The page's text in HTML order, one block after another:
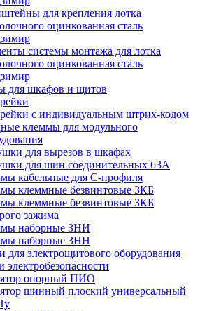
для крепления лотка
оцинкованная сталь
системы монтажа для лотка
оцинкованная сталь
для шкафов и щитов
с индивидуальным штрих-кодом
клеммы для модульного
для вырезов в шкафах
для шин соединительных 63А
кабельные для С-профиля
клеммные безвинтовые ЗКБ
клеммные безвинтовые ЗКБ
зажима
наборные ЗНИ
наборные ЗНН
для электрощитового оборудования
электробезопасности
опорный ПИО
шинный плоский универсальный